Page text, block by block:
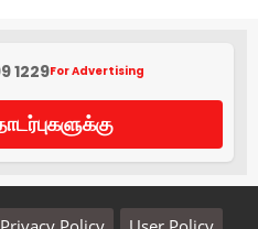
1229For Advertising